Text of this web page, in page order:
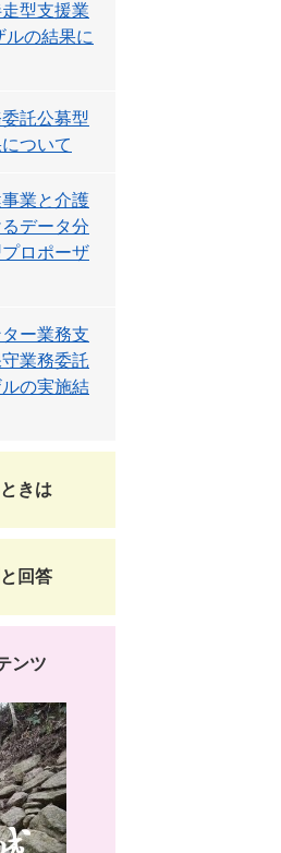
型支援業
ルの結果に
託公募型
ついて
業と介護
データ分
ロポーザ
ー業務支
業務委託
の実施結
きは
回答
ンツ